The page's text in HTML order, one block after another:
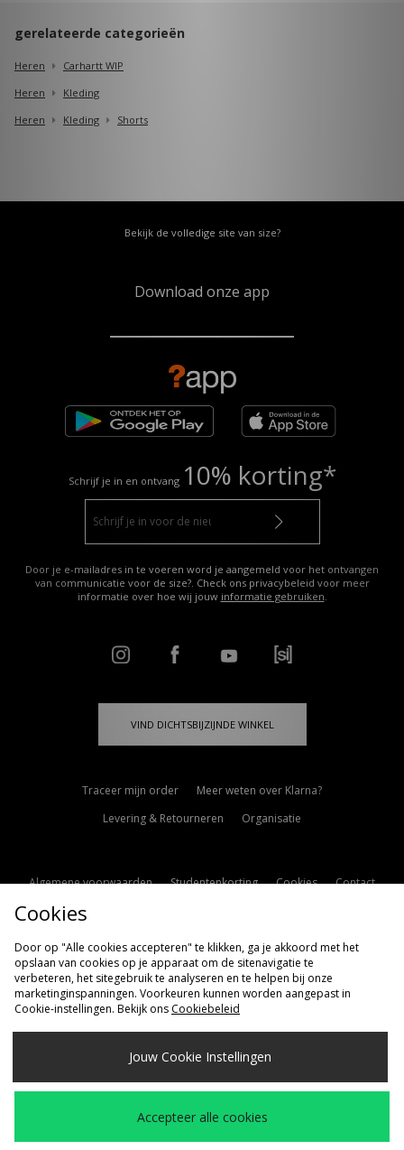
gerelateerde categorieën
Heren
Carhartt WIP
Heren
Kleding
Heren
Kleding Shorts
Bekijk de volledige site van size?
Download onze app
Schrijf je in en ontvang 10% korting*
Door je e-mailadres in te voeren word je aangemeld voor het ontvangen
van communicatie voor de size?. Check ons privacybeleid voor meer
informatie over hoe wij jouw informatie gebruiken
VIND DICHTSBIJZIJNDE WINKEL
Traceer mijn order
Meer weten over Klarna?
Levering & Retourneren
Organisatie
Algemene voorwaarden Studentenkorting Cookies
Contact
Cookie Instellingen
Verzenden Naar
Nederland
Wij accepteren de volgende betaalmethoden
Cookies
Door op "Alle cookies accepteren" te klikken, ga je akkoord met het
opslaan van cookies op je apparaat om de sitenavigatie te
verbeteren, het sitegebruik te analyseren en te helpen bij onze
marketinginspanningen. Voorkeuren kunnen worden aangepast in
Cookie-instellingen. Bekijk ons Cookiebeleid
Jouw Cookie Instellingen
Accepteer alle cookies